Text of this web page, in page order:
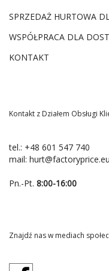
SPRZEDAŻ HURTOWA
WSPÓŁPRACA DLA
KONTAKT
Kontakt z Działem Obsługi
tel.: +48 601 547 740
mail: hurt@factoryprice.eu
Pn.-Pt. 8:00-16:00
Znajdź nas w mediach